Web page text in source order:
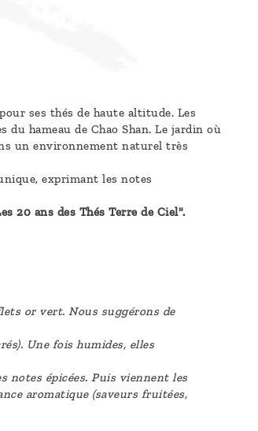
ses thés de haute altitude. Les
hameau de Chao Shan. Le jardin où
un environnement naturel très
exprimant les notes
20 ans des Thés Terre de Ciel".
or vert. Nous suggérons de
Une fois humides, elles
notes épicées. Puis viennent les
aromatique (saveurs fruitées,